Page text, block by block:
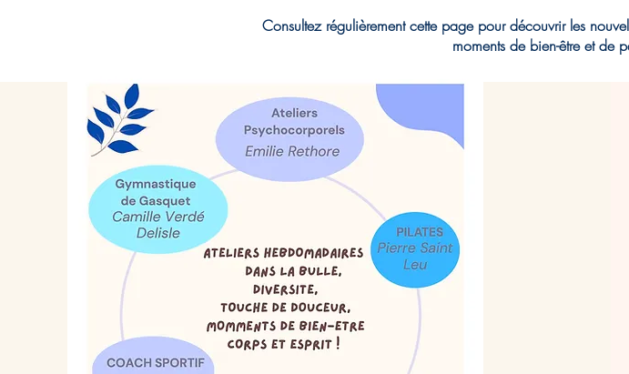
Consultez régulièrement cette page pour découvrir les
moments de bien-être et de